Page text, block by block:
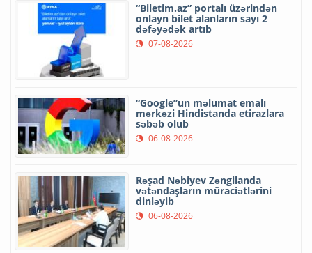
“Biletim.az” portalı üzərindən
onlayn bilet alanların sayı 2
dəfəyədək artıb
07-08-2026
“Google”un məlumat emalı
mərkəzi Hindistanda etirazlara
səbəb olub
06-08-2026
Rəşad Nəbiyev Zəngilanda
vətəndaşların müraciətlərini
dinləyib
06-08-2026